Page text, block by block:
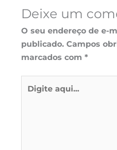
Deixe um
O seu endereço de e-
publicado. Campos
marcados com *
aqui...